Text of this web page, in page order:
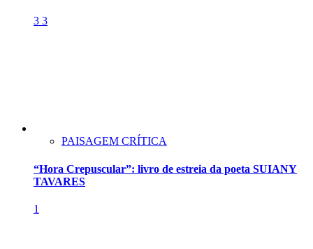
3 3
PAISAGEM CRÍTICA
“Hora Crepuscular”: livro de estreia da poeta SUIANY
TAVARES
1